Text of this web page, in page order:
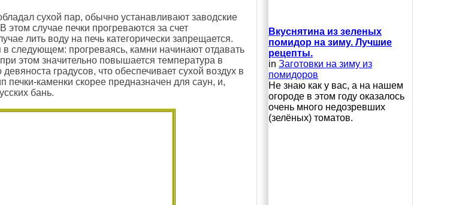
сухой пар, обычно устанавливают заводские
этом случае печки прогреваются за счет
лить воду на печь категорически запрещается.
в следующем: прогреваясь, камни начинают отдавать
этом значительно повышается температура в
градусов, что обеспечивает сухой воздух в
печки-каменки скорее предназначен для саун, и,
бань.
Вкуснятина из зеленых
помидор на зиму. Лучшие
рецепты.
in Заготовки на зиму из
помидоров
Не знаю как у вас, а на нашем
огороде в этом году оказалось
очень много недозревших
(зелёных) томатов.